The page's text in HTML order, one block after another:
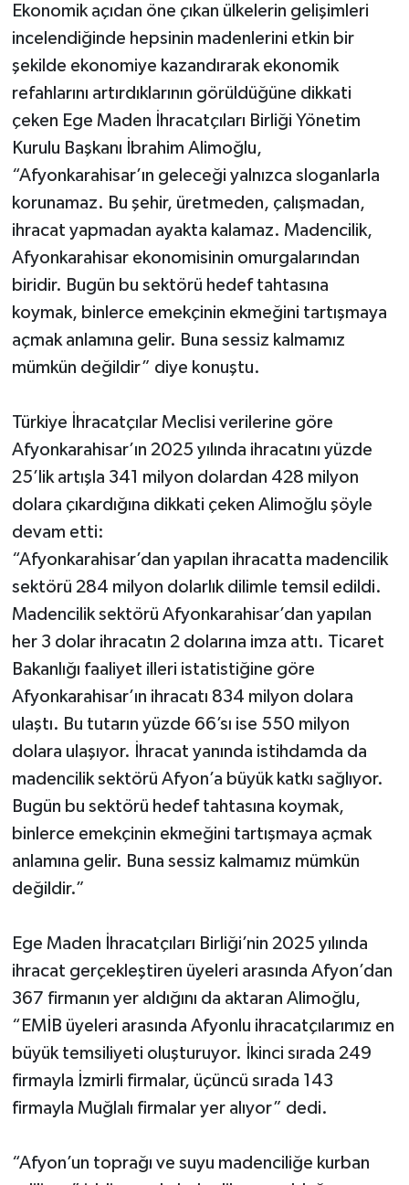
Ekonomik açıdan öne çıkan ülkelerin gelişimleri
incelendiğinde hepsinin madenlerini etkin bir
şekilde ekonomiye kazandırarak ekonomik
refahlarını artırdıklarının görüldüğüne dikkati
çeken Ege Maden İhracatçıları Birliği Yönetim
Kurulu Başkanı İbrahim Alimoğlu,
“Afyonkarahisar’ın geleceği yalnızca sloganlarla
korunamaz. Bu şehir, üretmeden, çalışmadan,
ihracat yapmadan ayakta kalamaz. Madencilik,
Afyonkarahisar ekonomisinin omurgalarından
biridir. Bugün bu sektörü hedef tahtasına
koymak, binlerce emekçinin ekmeğini tartışmaya
açmak anlamına gelir. Buna sessiz kalmamız
mümkün değildir” diye konuştu.
Türkiye İhracatçılar Meclisi verilerine göre
Afyonkarahisar’ın 2025 yılında ihracatını yüzde
25’lik artışla 341 milyon dolardan 428 milyon
dolara çıkardığına dikkati çeken Alimoğlu şöyle
devam etti:
“Afyonkarahisar’dan yapılan ihracatta madencilik
sektörü 284 milyon dolarlık dilimle temsil edildi.
Madencilik sektörü Afyonkarahisar’dan yapılan
her 3 dolar ihracatın 2 dolarına imza attı. Ticaret
Bakanlığı faaliyet illeri istatistiğine göre
Afyonkarahisar’ın ihracatı 834 milyon dolara
ulaştı. Bu tutarın yüzde 66’sı ise 550 milyon
dolara ulaşıyor. İhracat yanında istihdamda da
madencilik sektörü Afyon’a büyük katkı sağlıyor.
Bugün bu sektörü hedef tahtasına koymak,
binlerce emekçinin ekmeğini tartışmaya açmak
anlamına gelir. Buna sessiz kalmamız mümkün
değildir.”
Ege Maden İhracatçıları Birliği’nin 2025 yılında
ihracat gerçekleştiren üyeleri arasında Afyon’dan
367 firmanın yer aldığını da aktaran Alimoğlu,
“EMİB üyeleri arasında Afyonlu ihracatçılarımız en
büyük temsiliyeti oluşturuyor. İkinci sırada 249
firmayla İzmirli firmalar, üçüncü sırada 143
firmayla Muğlalı firmalar yer alıyor” dedi.
“Afyon’un toprağı ve suyu madenciliğe kurban